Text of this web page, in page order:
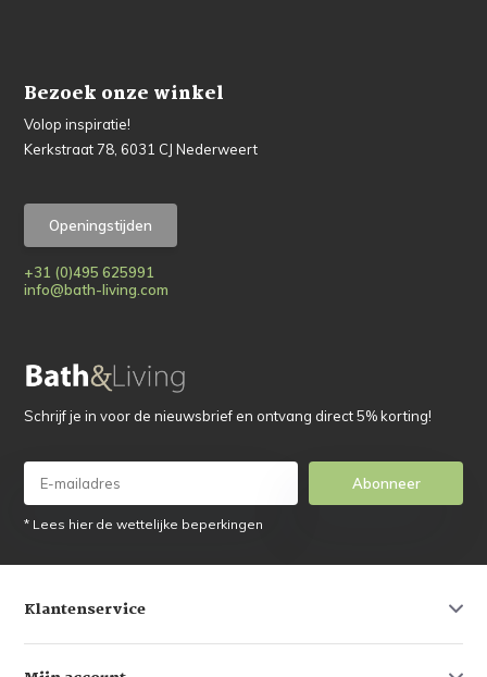
Bezoek onze winkel
Volop inspiratie!
Kerkstraat 78, 6031 CJ Nederweert
Openingstijden
+31 (0)495 625991
info@bath-living.com
Schrijf je in voor de nieuwsbrief en ontvang direct 5% korting!
Abonneer
* Lees hier de wettelijke beperkingen
Klantenservice